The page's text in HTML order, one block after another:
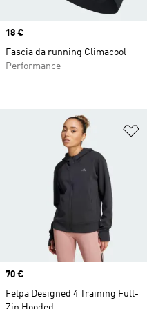
Price
18 €
Fascia da running Climacool
Performance
Price
70 €
Felpa Designed 4 Training Full-